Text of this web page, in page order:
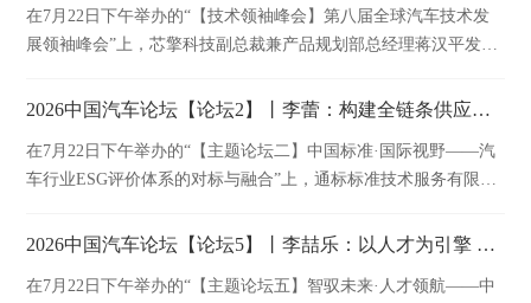
在7月22日下午举办的“【技术领袖峰会】第八届全球汽车技术发
展领袖峰会”上，芯擎科技副总裁兼产品规划部总经理蒋汉平发表
2026中国汽车论坛【论坛2】丨李蕾：构建全链条供应链韧性——可持续供应链建设和尽职调查
在7月22日下午举办的“【主题论坛二】中国标准·国际视野——汽
车行业ESG评价体系的对标与融合”上，通标标准技术服务有限公
2026中国汽车论坛【论坛5】丨李喆乐：以人才为引擎 驱动产业升级的创新实践与探索
在7月22日下午举办的“【主题论坛五】智驭未来·人才领航——中